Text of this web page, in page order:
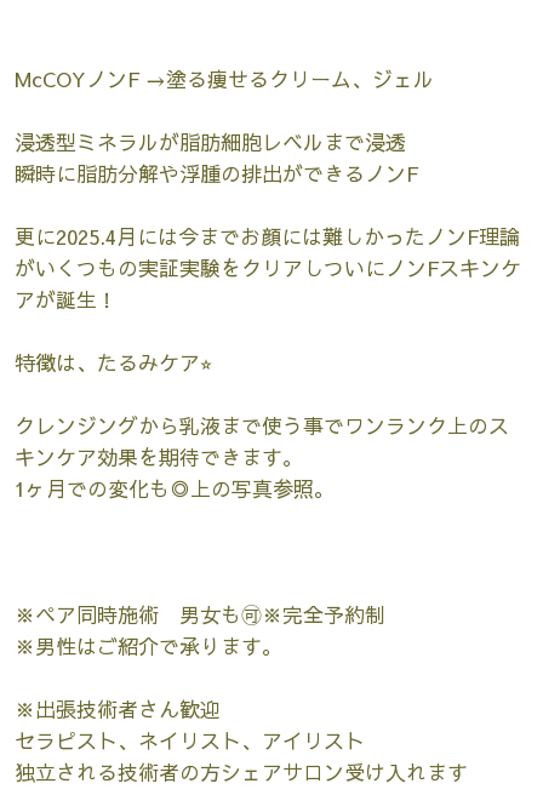
McCOYノンF →塗る痩せるクリーム、ジェル
浸透型ミネラルが脂肪細胞レベルまで浸透
瞬時に脂肪分解や浮腫の排出ができるノンF
更に2025.4月には今までお顔には難しかったノンF理論
がいくつもの実証実験をクリアしついにノンFスキンケ
アが誕生！
特徴は、たるみケア⭐︎
クレンジングから乳液まで使う事でワンランク上のス
キンケア効果を期待できます。
1ヶ月での変化も◎上の写真参照。
※ペア同時施術 男女も🉑※完全予約制
※男性はご紹介で承ります。
※出張技術者さん歓迎
セラピスト、ネイリスト、アイリスト
独立される技術者の方シェアサロン受け入れます